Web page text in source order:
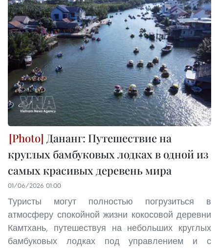
Дананг: Путешествие на
круглых бамбуковых лодках в одной из
самых красивых деревень мира
01/06/2026 01:00
Туристы могут полностью погрузиться в
атмосферу спокойной жизни кокосовой деревни
Камтхань, путешествуя на небольших круглых
бамбуковых лодках под управлением и с